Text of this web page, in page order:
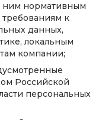
ним нормативным
к
данных,
локальным
компании;
Российской
персональных